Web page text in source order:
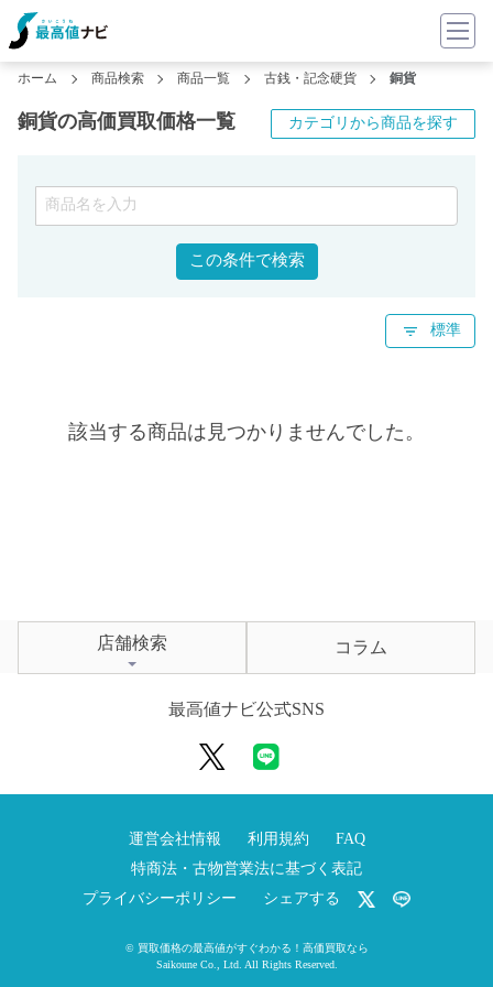
ホーム 商品検索 商品一覧 古銭・記念硬貨 銅貨
銅貨の高価買取価格一覧 カテゴリから商品を探す
この条件で検索
標準
該当する商品は見つかりませんでした。
店舗検索 コラム
最高値ナビ公式SNS
運営会社情報 利用規約
FAQ
特商法・古物営業法に基づく表記
プライバシーポリシー
シェアする
© 買取価格の最高値がすぐわかる！高価買取なら
Saikoune Co., Ltd. All Rights Reserved.